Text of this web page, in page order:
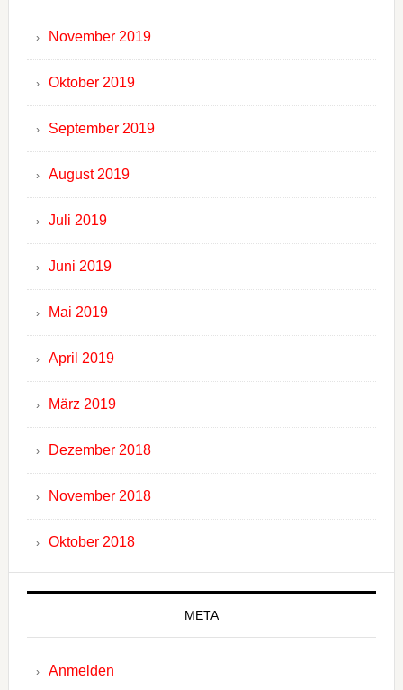
November 2019
Oktober 2019
September 2019
August 2019
Juli 2019
Juni 2019
Mai 2019
April 2019
März 2019
Dezember 2018
November 2018
Oktober 2018
META
Anmelden